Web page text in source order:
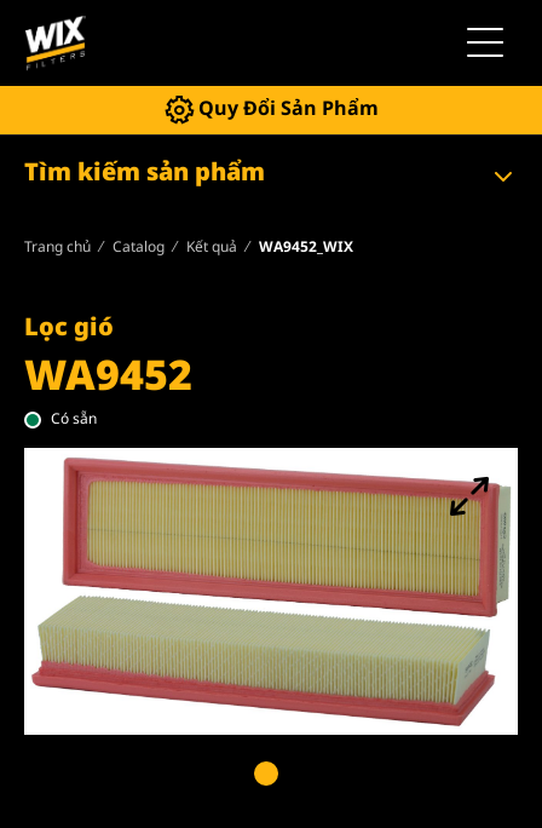
Quy Đổi Sản Phẩm
Tìm kiếm sản phẩm
Trang chủ Catalog Kết quả WA9452_WIX
Lọc gió
WA9452
Có sẵn